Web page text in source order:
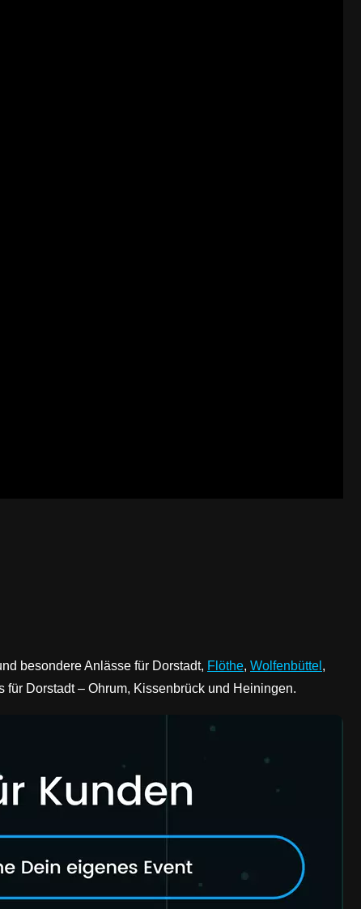
besondere Anlässe für Dorstadt, Flöthe, Wolfenbüttel ,
für Dorstadt – Ohrum, Kissenbrück und Heiningen.